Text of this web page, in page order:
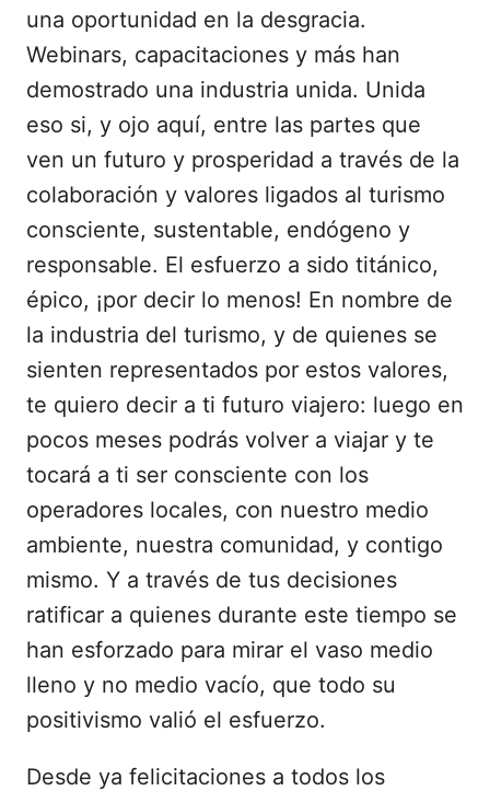
una oportunidad en la desgracia.
Webinars, capacitaciones y más han
demostrado una industria unida. Unida
eso si, y ojo aquí, entre las partes que
ven un futuro y prosperidad a través de la
colaboración y valores ligados al turismo
consciente, sustentable, endógeno y
responsable. El esfuerzo a sido titánico,
épico, ¡por decir lo menos! En nombre de
la industria del turismo, y de quienes se
sienten representados por estos valores,
te quiero decir a ti futuro viajero: luego en
pocos meses podrás volver a viajar y te
tocará a ti ser consciente con los
operadores locales, con nuestro medio
ambiente, nuestra comunidad, y contigo
mismo. Y a través de tus decisiones
ratificar a quienes durante este tiempo se
han esforzado para mirar el vaso medio
lleno y no medio vacío, que todo su
positivismo valió el esfuerzo.
Desde ya felicitaciones a todos los